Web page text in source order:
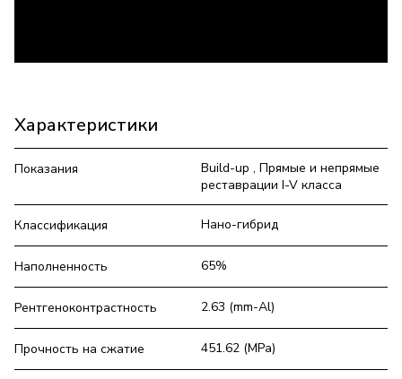
Характеристики
Показания
Build-up , Прямые и непрямые
реставрации I-V класса
Классификация Нано-гибрид
Наполненность 65%
Рентгеноконтрастность 2.63 (mm-Al)
Прочность на сжатие 451.62 (MPa)